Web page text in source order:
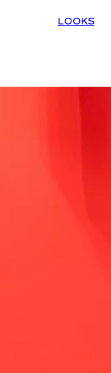
LOOKS